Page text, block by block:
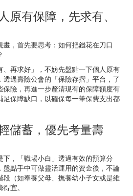
原有保障，先求有、
，首先要思考：如何把錢花在刀口
再求好」，不妨先盤點一下個人原有
過壽險公會的「保險存摺」平台，了
險，再進一步釐清現有的保障額度有
足保障缺口，以確保每一筆保費支出都
儲蓄，優先考量壽
，「職場小白」透過有效的預算分
點手中可做靈活運用的資金後，不論
（如奉養父母、撫養幼小子女或是維
宜。